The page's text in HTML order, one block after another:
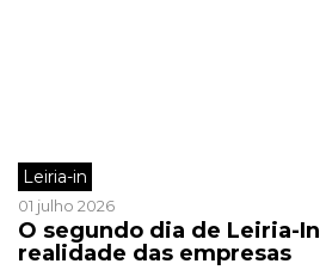
Leiria-in
01 julho 2026
O segundo dia de Leiria-
realidade das empresas